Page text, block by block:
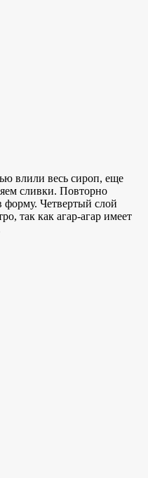
влили весь сироп, еще
сливки. Повторно
форму. Четвертый слой
так как агар-агар имеет